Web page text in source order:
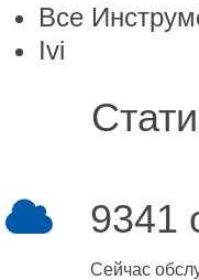
Все
Ivi
9341
Сейчас